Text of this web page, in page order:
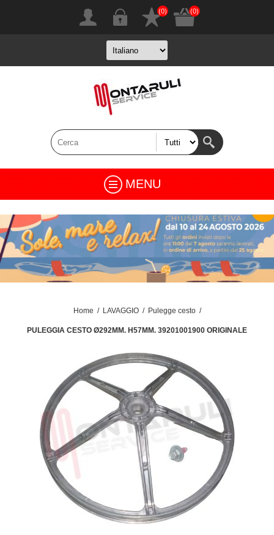
(0) (0)
MENU
Home / LAVAGGIO / Pulegge cesto /
PULEGGIA CESTO Ø292MM. H57MM. 39201001900 ORIGINALE